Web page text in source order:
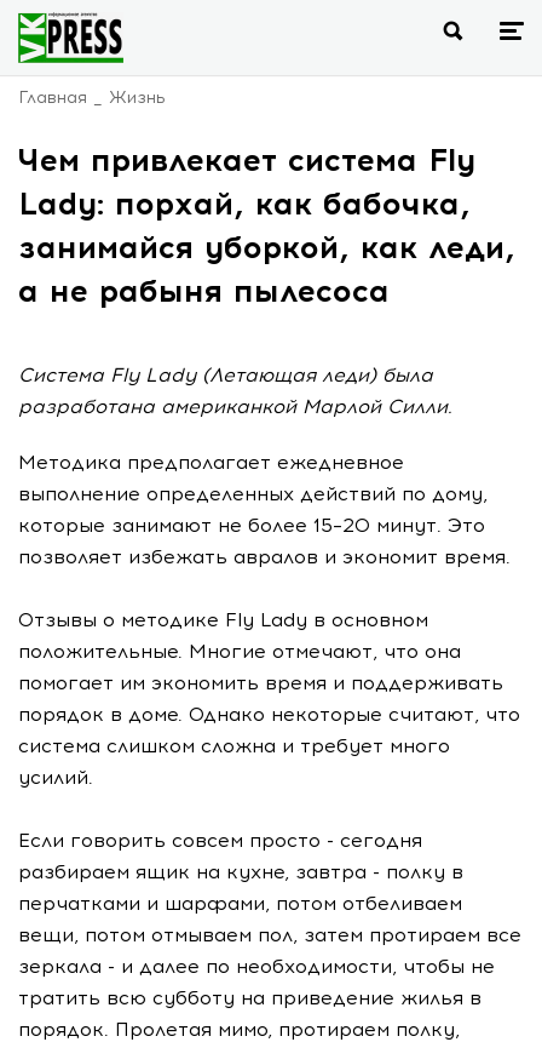
Главная Жизнь
Чем привлекает система Fly
Lady: порхай, как бабочка,
занимайся уборкой, как леди,
а не рабыня пылесоса
Система Fly Lady (Летающая леди) была
разработана американкой Марлой Силли.
Методика предполагает ежедневное
выполнение определенных действий по дому,
которые занимают не более 15–20 минут. Это
позволяет избежать авралов и экономит время.
Отзывы о методике Fly Lady в основном
положительные. Многие отмечают, что она
помогает им экономить время и поддерживать
порядок в доме. Однако некоторые считают, что
система слишком сложна и требует много
усилий.
Если говорить совсем просто - сегодня
разбираем ящик на кухне, завтра - полку в
перчатками и шарфами, потом отбеливаем
вещи, потом отмываем пол, затем протираем все
зеркала - и далее по необходимости, чтобы не
тратить всю субботу на приведение жилья в
порядок. Пролетая мимо, протираем полку,